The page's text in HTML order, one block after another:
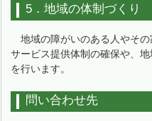
5．地域の体制づくり
地域の障がいのある人やその
サービス提供体制の確保や、
を行います。
問い合わせ先